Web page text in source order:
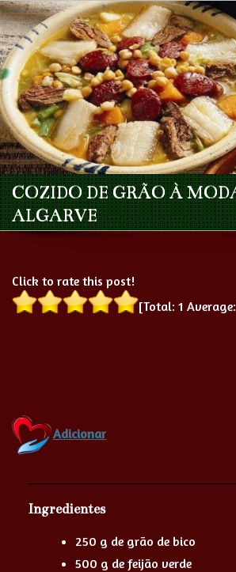
COZIDO DE GRÃO À
ALGARVE
Click to rate this post!
[Total: 1 Average:
Adicionar
Ingredientes
250 g de grão de bico
500 g de feijão verde